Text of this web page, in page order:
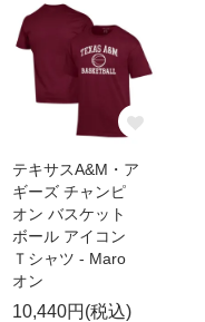
テキサスA&M・ア
ギーズ チャンピ
オン バスケット
ボール アイコン
Ｔシャツ - Maro
オン
10,440円(税込)